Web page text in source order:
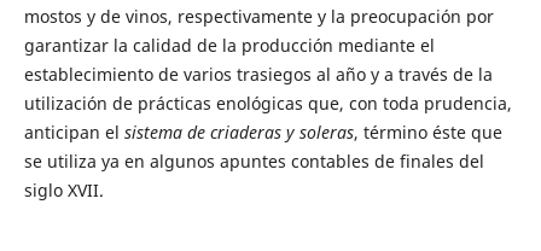
mostos y de vinos, respectivamente y la preocupación por
garantizar la calidad de la producción mediante el
establecimiento de varios trasiegos al año y a través de la
utilización de prácticas enológicas que, con toda prudencia,
anticipan el sistema de criaderas y soleras, término éste que
se utiliza ya en algunos apuntes contables de finales del
siglo XVII.